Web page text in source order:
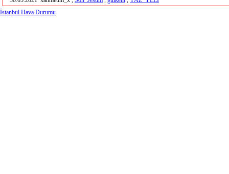
İstanbul Hava Durumu